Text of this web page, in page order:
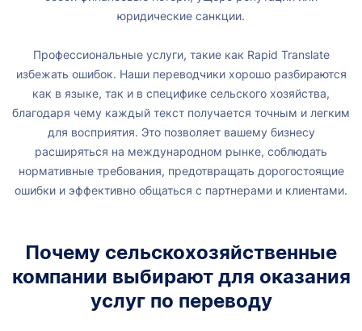
юридические санкции.
Профессиональные услуги, такие как Rapid Translate
избежать ошибок. Наши переводчики хорошо разбираются
как в языке, так и в специфике сельского хозяйства,
благодаря чему каждый текст получается точным и легким
для восприятия. Это позволяет вашему бизнесу
расширяться на международном рынке, соблюдать
нормативные требования, предотвращать дорогостоящие
ошибки и эффективно общаться с партнерами и клиентами.
Почему сельскохозяйственные
компании выбирают для оказания
услуг по переводу